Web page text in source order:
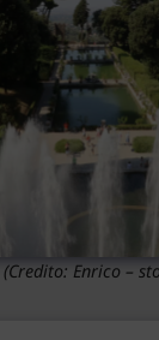
(Credito: Enrico –